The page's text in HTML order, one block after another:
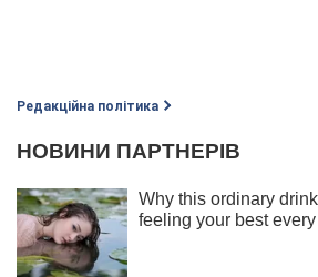
Редакційна політика